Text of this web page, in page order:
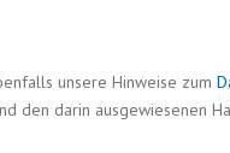
unsere Hinweise zum
den darin ausgewiesenen